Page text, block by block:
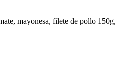
mayonesa, filete de pollo 150g,